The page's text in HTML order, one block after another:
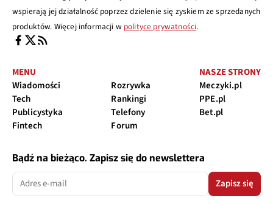
wspierają jej działalność poprzez dzielenie się zyskiem ze sprzedanych
produktów. Więcej informacji w polityce prywatności.
MENU
Wiadomości
Tech
Publicystyka
Fintech
Rozrywka
Rankingi
Telefony
Forum
NASZE STRONY
Meczyki.pl
PPE.pl
Bet.pl
Bądź na bieżąco. Zapisz się do newslettera
Zapisz się